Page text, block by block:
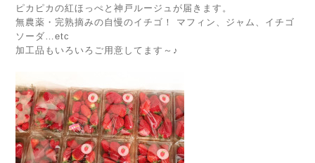
ピカピカの紅ほっぺと神戸ルージュが届きます。
無農薬・完熟摘みの自慢のイチゴ！ マフィン、ジャム、イチゴ
ソーダ…etc
加工品もいろいろご用意してます～♪